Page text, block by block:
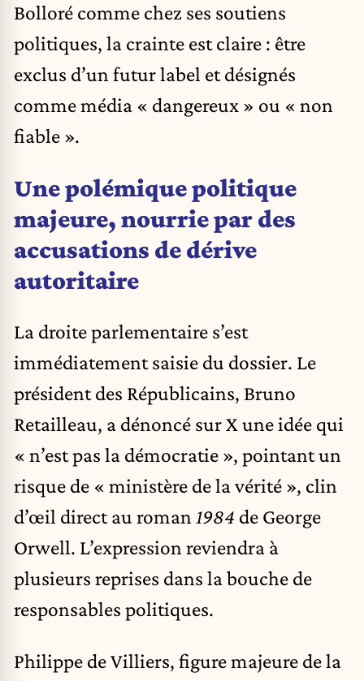
Bolloré comme chez ses soutiens
politiques, la crainte est claire : être
exclus d’un futur label et désignés
comme média « dangereux » ou « non
fiable ».
Une polémique politique
majeure, nourrie par des
accusations de dérive
autoritaire
La droite parlementaire s’est
immédiatement saisie du dossier. Le
président des Républicains, Bruno
Retailleau, a dénoncé sur X une idée qui
« n’est pas la démocratie », pointant un
risque de « ministère de la vérité », clin
d’œil direct au roman 1984 de George
Orwell. L’expression reviendra à
plusieurs reprises dans la bouche de
responsables politiques.
Philippe de Villiers, figure majeure de la